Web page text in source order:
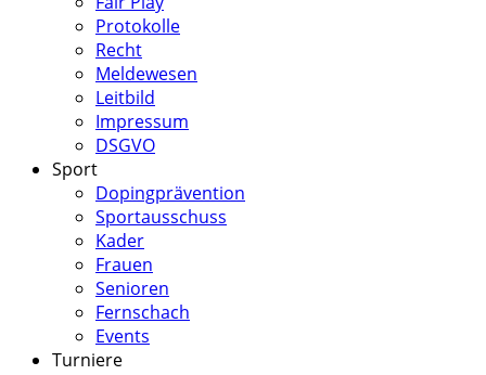
Protokolle
Recht
Meldewesen
Leitbild
Impressum
DSGVO
Sport
Dopingprävention
Sportausschuss
Kader
Frauen
Senioren
Fernschach
Events
Turniere